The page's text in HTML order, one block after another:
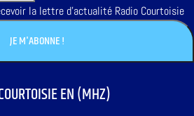
la lettre d'actualité Radio Courtoisie
EN (MHZ)